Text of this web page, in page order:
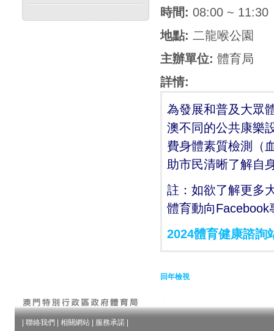
時間: 08:00 ~ 11:30
地點: 二龍喉公園
主辦單位: 體育局
詳情:
為發展和普及大眾
澳不同的公共康樂
費身體素質檢測（
助市民清晰了解自
註：如欲了解更多
體育動向Facebook
2024體育健康諮詢
回年檢視
聯絡我們 相關網站 服務承諾